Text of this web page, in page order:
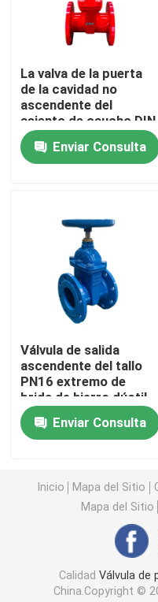
Control de calidad
Contáctenos
Noticias
Válvula de puerta de
Válvula de puerta
Válvula de puerta no
Válvula de puerta de
Válvula de puerta
válvula de puerta
Válvula de puerta
La valva de la puerta
de la cavidad no
ascendente del
asiento de caucho DIN
Enviar Consulta
Válvula de salida
ascendente del tallo
PN16 extremo de
brida de hierro dúctil
del asiento resistente
Enviar Consulta
Inicio Mapa del Sitio
Mapa del Sitio
CalidadVálvula de
China.Copyright ©